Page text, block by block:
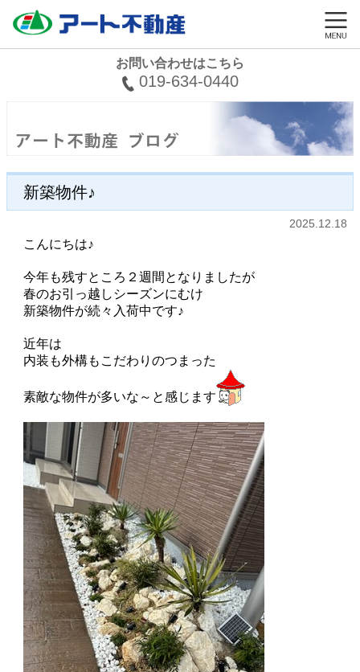
お問い合わせはこちら
019-634-0440
新築物件♪
2025.12.18
こんにちは♪
今年も残すところ２週間となりましたが
春のお引っ越しシーズンにむけ
新築物件が続々入荷中です♪
近年は
内装も外構もこだわりのつまった
素敵な物件が多いな～と感じます